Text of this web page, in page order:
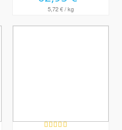
5,72 €/ kg
Bewertung: